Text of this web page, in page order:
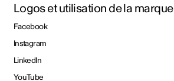
Logos et utilisation de la marque
Facebook
Instagram
LinkedIn
YouTube